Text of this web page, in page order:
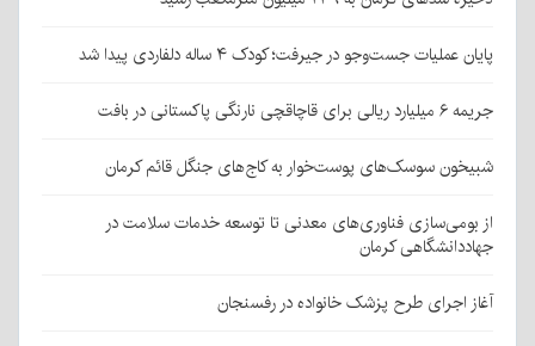
پایان عملیات جست‌وجو در جیرفت؛ کودک ۴ ساله دلفاردی پیدا شد
جریمه ۶ میلیارد ریالی برای قاچاقچی نارنگی پاکستانی در بافت
شبیخون سوسک‌های پوست‌خوار به کاج‌های جنگل قائم کرمان
از بومی‌سازی فناوری‌های معدنی تا توسعه خدمات سلامت در
جهاددانشگاهی کرمان
آغاز اجرای طرح پزشک خانواده در رفسنجان